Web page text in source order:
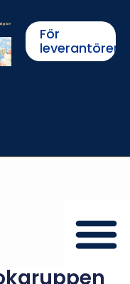
För
leverantörer